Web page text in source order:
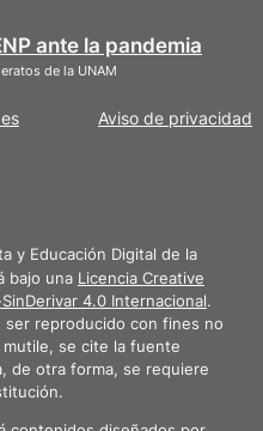
ante la pandemia
de la UNAM
Aviso de privacidad
y Educación Digital de la
bajo una Licencia Creative
4.0 Internacional.
reproducido con fines no
se cite la fuente
de otra forma, se requiere